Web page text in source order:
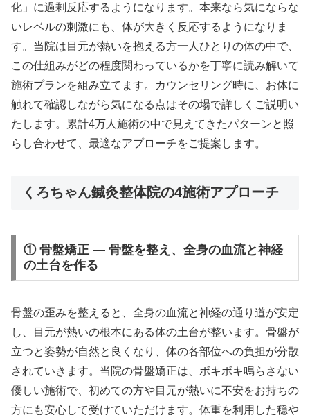
化」に過剰反応するようになります。本来なら気にならな
いレベルの刺激にも、体が大きく反応するようになりま
す。当院は目元が熱いを抱える方一人ひとりの体の中で、
この仕組みがどの程度関わっているかを丁寧に読み解いて
施術プランを組み立てます。カウンセリング時に、お体に
触れて確認しながら気になる点はその場で詳しくご説明い
たします。累計4万人施術の中で見えてきたパターンと照
らし合わせて、最適なアプローチをご提案します。
くろちゃん鍼灸整体院の4施術アプローチ
① 骨盤矯正 — 骨盤を整え、全身の血流と神経
の土台を作る
骨盤の歪みを整えると、全身の血流と神経の通り道が安定
し、目元が熱いの根本にある体の土台が整います。骨盤が
立つと姿勢が自然と良くなり、体の各部位への負担が分散
されていきます。当院の骨盤矯正は、ボキボキ鳴らさない
優しい施術で、初めての方や目元が熱いに不安をお持ちの
方にも安心して受けていただけます。体重を利用した穏や